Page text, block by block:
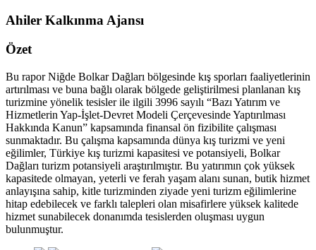
Ahiler Kalkınma Ajansı
Özet
Bu rapor Niğde Bolkar Dağları bölgesinde kış sporları faaliyetlerinin
artırılması ve buna bağlı olarak bölgede geliştirilmesi planlanan kış
turizmine yönelik tesisler ile ilgili 3996 sayılı “Bazı Yatırım ve
Hizmetlerin Yap-İşlet-Devret Modeli Çerçevesinde Yaptırılması
Hakkında Kanun” kapsamında finansal ön fizibilite çalışması
sunmaktadır. Bu çalışma kapsamında dünya kış turizmi ve yeni
eğilimler, Türkiye kış turizmi kapasitesi ve potansiyeli, Bolkar
Dağları turizm potansiyeli araştırılmıştır. Bu yatırımın çok yüksek
kapasitede olmayan, yeterli ve ferah yaşam alanı sunan, butik hizmet
anlayışına sahip, kitle turizminden ziyade yeni turizm eğilimlerine
hitap edebilecek ve farklı talepleri olan misafirlere yüksek kalitede
hizmet sunabilecek donanımda tesislerden oluşması uygun
bulunmuştur.